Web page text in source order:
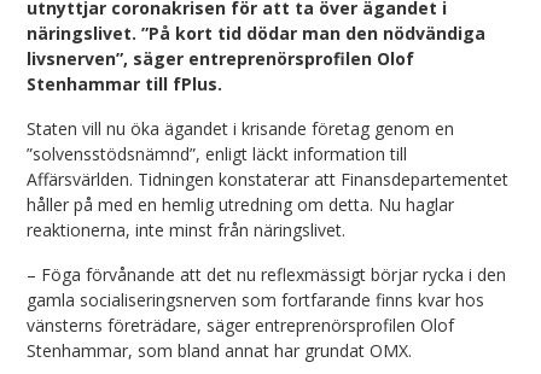
utnyttjar coronakrisen för att ta över ägandet i
näringslivet. ”På kort tid dödar man den nödvändiga
livsnerven”, säger entreprenörsprofilen Olof
Stenhammar till fPlus.
Staten vill nu öka ägandet i krisande företag genom en
”solvensstödsnämnd”, enligt läckt information till
Affärsvärlden. Tidningen konstaterar att Finansdepartementet
håller på med en hemlig utredning om detta. Nu haglar
reaktionerna, inte minst från näringslivet.
– Föga förvånande att det nu reflexmässigt börjar rycka i den
gamla socialiseringsnerven som fortfarande finns kvar hos
vänsterns företrädare, säger entreprenörsprofilen Olof
Stenhammar, som bland annat har grundat OMX.